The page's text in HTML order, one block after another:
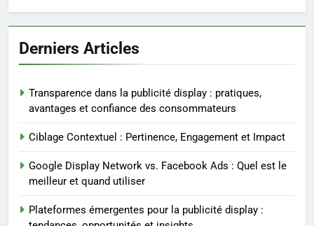
Derniers Articles
Transparence dans la publicité display : pratiques,
avantages et confiance des consommateurs
Ciblage Contextuel : Pertinence, Engagement et Impact
Google Display Network vs. Facebook Ads : Quel est le
meilleur et quand utiliser
Plateformes émergentes pour la publicité display :